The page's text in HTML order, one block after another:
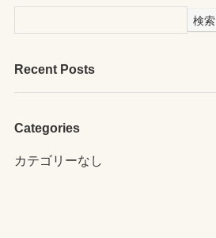
検索
Recent Posts
Categories
カテゴリーなし